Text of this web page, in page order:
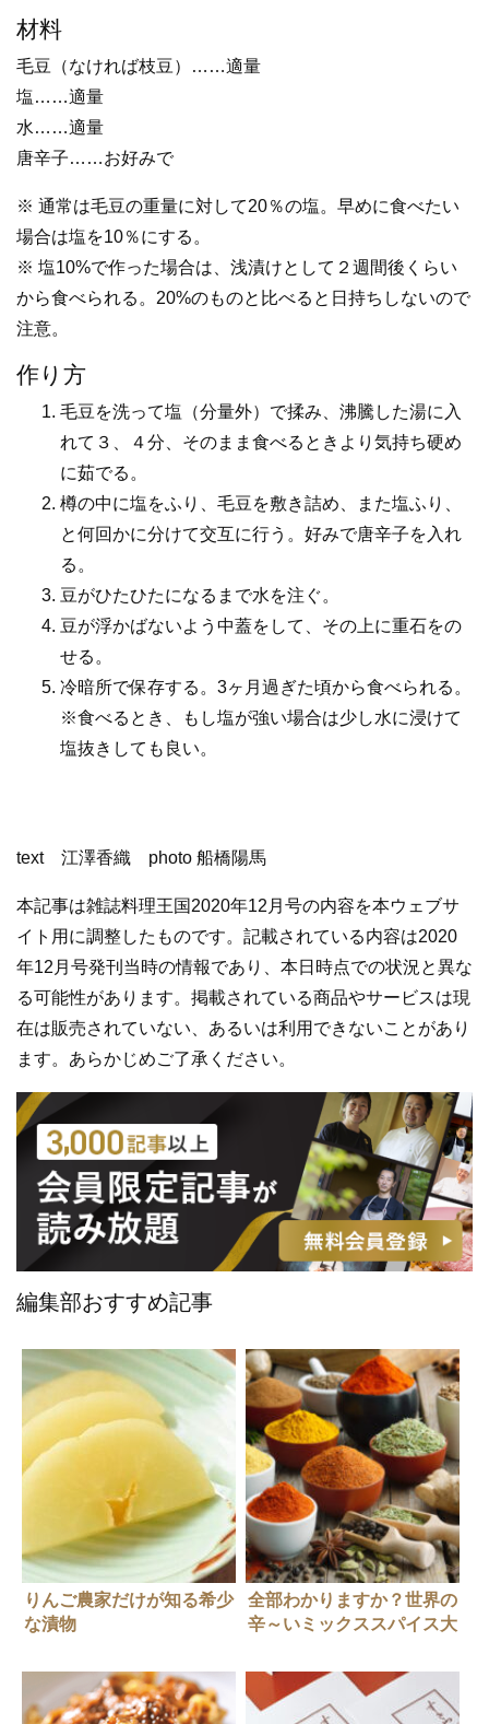
材料
毛豆（なければ枝豆）……適量
塩……適量
水……適量
唐辛子……お好みで
※ 通常は毛豆の重量に対して20％の塩。早めに食べたい
場合は塩を10％にする。
※ 塩10%で作った場合は、浅漬けとして２週間後くらい
から食べられる。20%のものと比べると日持ちしないので
注意。
作り方
毛豆を洗って塩（分量外）で揉み、沸騰した湯に入
れて３、４分、そのまま食べるときより気持ち硬め
に茹でる。
樽の中に塩をふり、毛豆を敷き詰め、また塩ふり、
と何回かに分けて交互に行う。好みで唐辛子を入れ
る。
豆がひたひたになるまで水を注ぐ。
豆が浮かばないよう中蓋をして、その上に重石をの
せる。
冷暗所で保存する。3ヶ月過ぎた頃から食べられる。
※食べるとき、もし塩が強い場合は少し水に浸けて
塩抜きしても良い。
text 江澤香織 photo 船橋陽馬
本記事は雑誌料理王国2020年12月号の内容を本ウェブサ
イト用に調整したものです。記載されている内容は2020
年12月号発刊当時の情報であり、本日時点での状況と異な
る可能性があります。掲載されている商品やサービスは現
在は販売されていない、あるいは利用できないことがあり
ます。あらかじめご了承ください。
編集部おすすめ記事
りんご農家だけが知る希少
な漬物
全部わかりますか？世界の
辛～いミックススパイス大